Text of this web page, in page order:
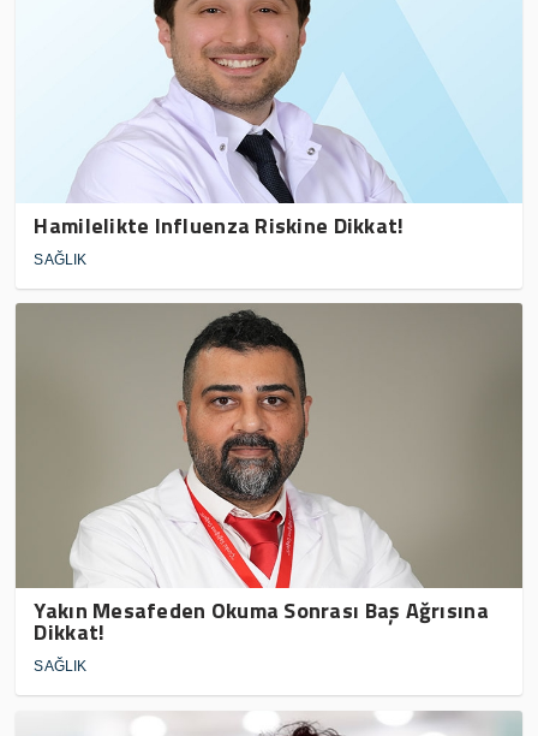
Hamilelikte Influenza Riskine Dikkat!
SAĞLIK
Yakın Mesafeden Okuma Sonrası Baş Ağrısına
Dikkat!
SAĞLIK